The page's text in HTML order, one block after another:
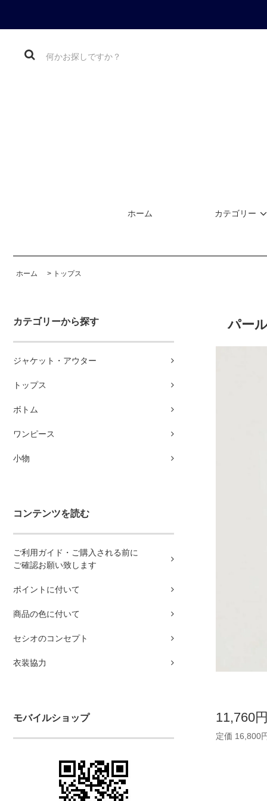
ホーム カテゴリー
ホーム > トップス
カテゴリーから探す
ジャケット・アウター
トップス
ボトム
ワンピース
小物
コンテンツを読む
ご利用ガイド・ご購入される前に
ご確認お願い致します
ポイントに付いて
商品の色に付いて
セシオのコンセプト
衣装協力
モバイルショップ
パー
11,760
定価 16,800